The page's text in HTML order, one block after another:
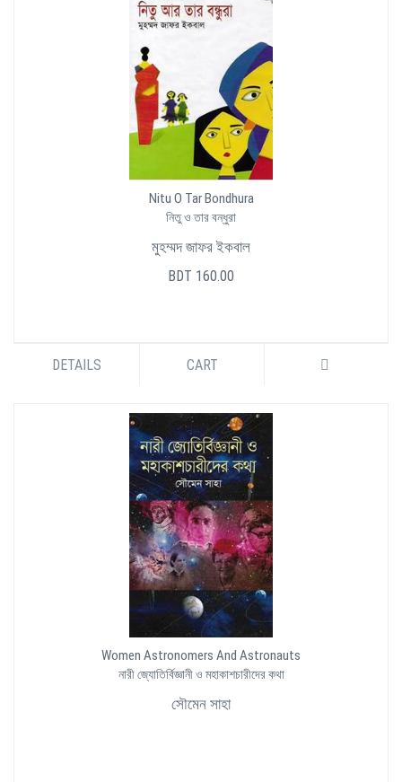
Nitu O Tar Bondhura
নিতু ও তার বন্ধুরা
মুহম্মদ জাফর ইকবাল
BDT 160.00
DETAILS CART
Women Astronomers And Astronauts
নারী জ্যোতির্বিজ্ঞানী ও মহাকাশচারীদের কথা
সৌমেন সাহা